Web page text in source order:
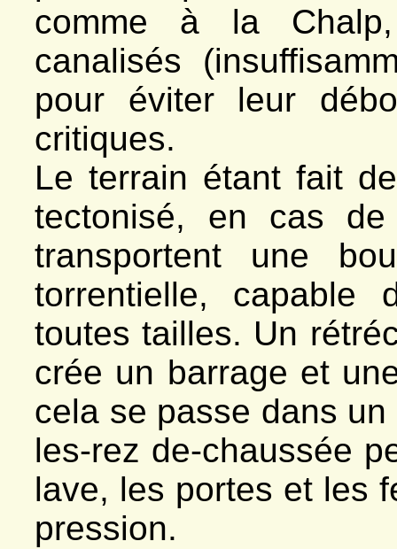
comme à la
canalisés
pour éviter leur
critiques.
Le terrain étant fait
tectonisé, en cas
transportent une
torrentielle, capable
toutes tailles. Un
crée un barrage et
cela se passe dans
les-rez de-chaussée
lave, les portes et les
pression.